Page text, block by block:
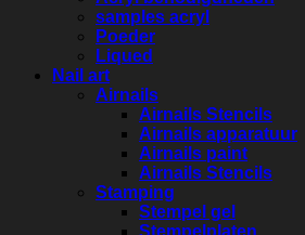
samples acryl
Poeder
Liqued
Nail art
Airnails
Airnails Stencils
Airnails apparatuur
Airnails paint
Airnails Stencils
Stamping
Stempel gel